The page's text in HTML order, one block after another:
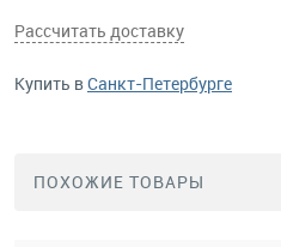
Рассчитать доставку
Купить вСанкт-Петербурге
ПОХОЖИЕ ТОВАРЫ